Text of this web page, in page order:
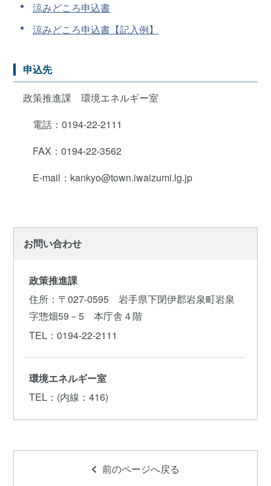
涼みどころ申込書
涼みどころ申込書【記入例】
申込先
政策推進課 環境エネルギー室
電話：0194-22-2111
FAX：0194-22-3562
E-mail：kankyo@town.iwaizumi.lg.jp
お問い合わせ
政策推進課
住所 ：〒027-0595 岩手県下閉伊郡岩泉町岩泉
字惣畑59－5 本庁舎４階
TEL ：0194-22-2111
環境エネルギー室
TEL ：(内線：416)
前のページへ戻る